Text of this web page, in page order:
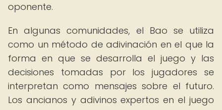
oponente.
En algunas comunidades, el Bao se utiliza
como un método de adivinación en el que la
forma en que se desarrolla el juego y las
decisiones tomadas por los jugadores se
interpretan como mensajes sobre el futuro.
Los ancianos y adivinos expertos en el juego